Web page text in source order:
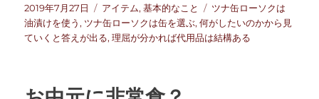
投
稿
日:
2019年7月27日
カ
テ
ゴ
アイテム,基本的なこと
タ
グ
ツナ缶ローソクは
油漬けを使う , ツナ缶ローソクは缶を選ぶ,何がしたいのかから見
ていくと答えが出る,理屈が分かれば代用品は結構ある